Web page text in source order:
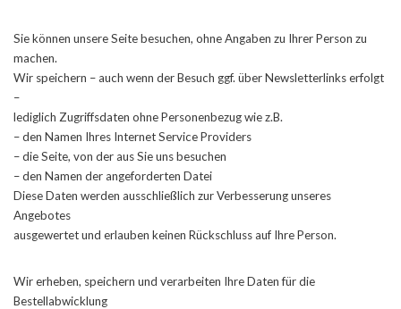
Sie können unsere Seite besuchen, ohne Angaben zu Ihrer Person zu
machen.
Wir speichern – auch wenn der Besuch ggf. über Newsletterlinks erfolgt
–
lediglich Zugriffsdaten ohne Personenbezug wie z.B.
– den Namen Ihres Internet Service Providers
– die Seite, von der aus Sie uns besuchen
– den Namen der angeforderten Datei
Diese Daten werden ausschließlich zur Verbesserung unseres
Angebotes
ausgewertet und erlauben keinen Rückschluss auf Ihre Person.
Wir erheben, speichern und verarbeiten Ihre Daten für die
Bestellabwicklung